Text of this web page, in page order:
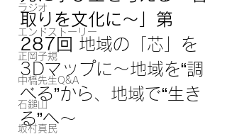
ラジオ
エンドストーリー
正岡子規
中橋先生Q&A
石鎚山
坂村真民
取りを文化に～ 」第
287回 地域の「芯」を
3Dマップに～地域を“調
べる”から、地域で“生き
る”へ～